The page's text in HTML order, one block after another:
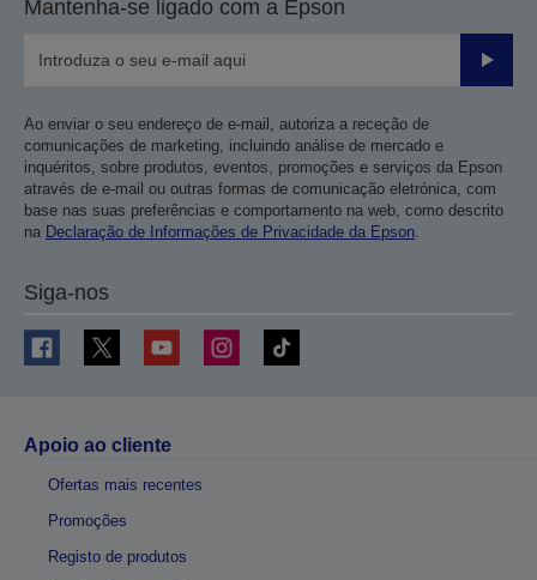
Mantenha-se ligado com a Epson
Enviar
Ao enviar o seu endereço de e-mail, autoriza a receção de
comunicações de marketing, incluindo análise de mercado e
inquéritos, sobre produtos, eventos, promoções e serviços da Epson
através de e-mail ou outras formas de comunicação eletrónica, com
base nas suas preferências e comportamento na web, como descrito
na Declaração de Informações de Privacidade da Epson
Siga-nos
Apoio ao cliente
Ofertas mais recentes
Promoções
Registo de produtos